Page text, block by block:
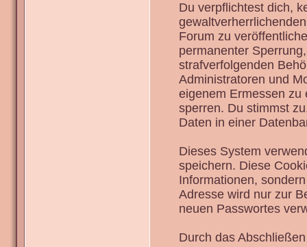
Du verpflichtest dich,
Forum zu
permanenter
strafverfolgenden
Administratoren und
eigenem Ermessen zu
sperren. Du stimmst
Daten in einer
Dieses System
speichern. Diese
Informationen,
Adresse wird nur zur
neuen Passwortes
Durch das